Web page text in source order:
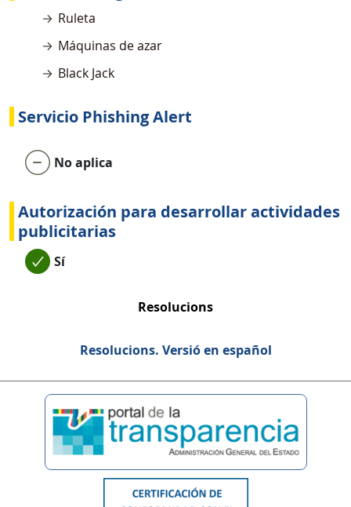
Ruleta
Máquinas de azar
Black Jack
Servicio Phishing Alert
No aplica
Autorización para desarrollar actividades
publicitarias
Sí
Resolucions
Resolucions. Versió en español